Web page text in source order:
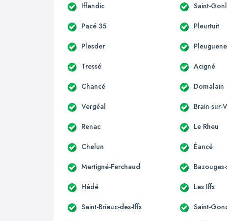
Iffendic Saint-
Pacé 35 Pleurtuit
Plesder
Tressé Acigné
Chancé Domalain
Vergéal Brain-sur-
Renac Le Rheu
Chelun Éancé
Martigné-Ferchaud
Hédé Les Iffs
Saint-Brieuc-des-Iffs Saint-